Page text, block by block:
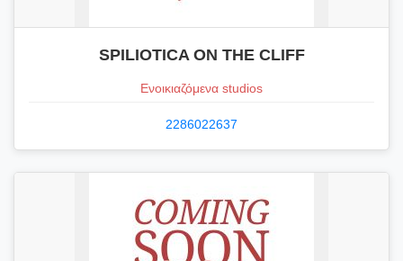
SPILIOTICA ON THE CLIFF
Ενοικιαζόμενα studios
2286022637